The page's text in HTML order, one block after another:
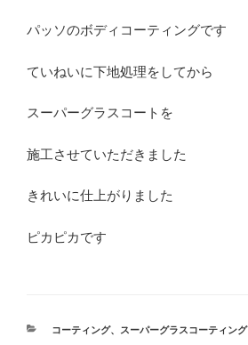
パッソのボディコーティングです
ていねいに下地処理をしてから
スーパーグラスコートを
施工させていただきました
きれいに仕上がりました
ピカピカです
カ
コーティング、 スーパーグラスコーティング